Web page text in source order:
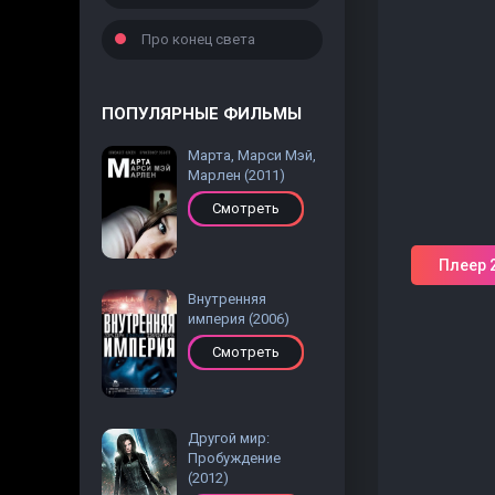
Про конец света
ПОПУЛЯРНЫЕ ФИЛЬМЫ
Марта, Марси Мэй,
Марлен (2011)
Смотреть
Внутренняя
империя (2006)
Смотреть
Другой мир:
Пробуждение
(2012)
Плеер